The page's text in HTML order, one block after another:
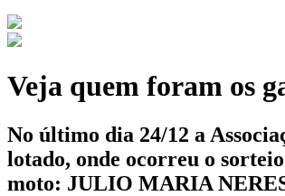
Veja quem foram os
No último dia 24/12 a
lotado, onde ocorreu o
moto: JULIO MARIA